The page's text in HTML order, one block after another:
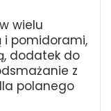
wielu
i pomidorami,
dodatek do
z
polanego